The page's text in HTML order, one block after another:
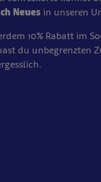
Neues in unseren
10% Rabatt im
du unbegrenzten